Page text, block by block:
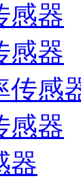
感器
感器
传感
感器
器